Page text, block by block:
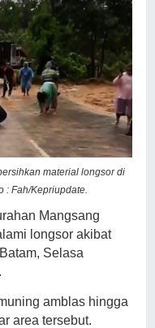
material longsor di
: Fah/Kepriupdate.
Mangsang
longsor akibat
Selasa
amblas hingga
area tersebut.